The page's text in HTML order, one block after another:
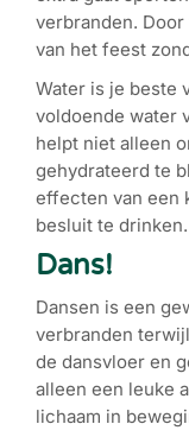
verbranden.
van het feest
Water is je beste
voldoende water
helpt niet alleen
gehydrateerd te
effecten van een
besluit te drinken.
Dans!
Dansen is een
verbranden
de dansvloer en
alleen een leuke
lichaam in